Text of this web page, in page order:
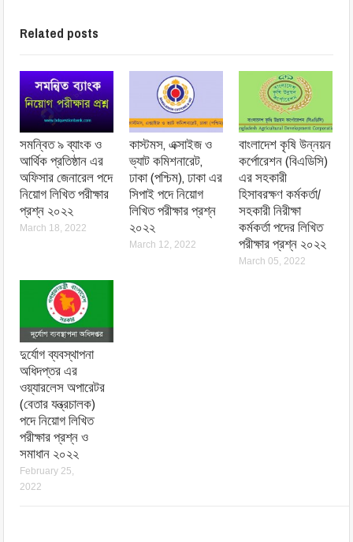
Related posts
সমন্বিত ৯ ব্যাংক ও
আর্থিক প্রতিষ্ঠান এর
অফিসার জেনারেল পদে
নিয়োগ লিখিত পরীক্ষার
প্রশ্ন ২০২২
March 18, 2022
কাস্টমস, এক্সাইজ ও
ভ্যাট কমিশনারেট,
ঢাকা (পশ্চিম), ঢাকা এর
সিপাই পদে নিয়োগ
লিখিত পরীক্ষার প্রশ্ন
২০২২
March 12, 2022
বাংলাদেশ কৃষি উন্নয়ন
কর্পোরেশন (বিএডিসি)
এর সহকারী
হিসাবরক্ষণ কর্মকর্তা/
সহকারী নিরীক্ষা
কর্মকর্তা পদের লিখিত
পরীক্ষার প্রশ্ন ২০২২
March 05, 2022
দুর্যোগ ব্যবস্থাপনা
অধিদপ্তর এর
ওয়্যারলেস অপারেটর
(বেতার যন্ত্রচালক)
পদে নিয়োগ লিখিত
পরীক্ষার প্রশ্ন ও
সমাধান ২০২২
February 25,
2022